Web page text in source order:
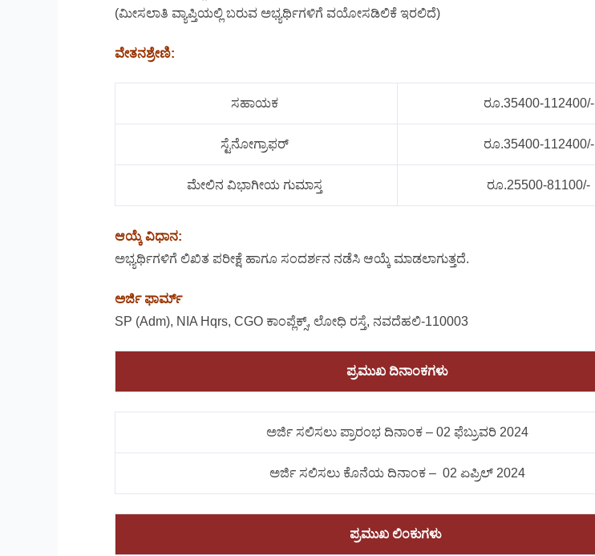
(ಮೀಸಲಾತಿ ವ್ಯಾಪ್ತಿಯಲ್ಲಿ ಬರುವ ಅಭ್ಯರ್ಥಿಗಳಿಗೆ ವಯೋಸಡಿಲಿಕೆ ಇರಲಿದೆ)
ವೇತನಶ್ರೇಣಿ:
ಸಹಾಯಕ ರೂ.35400-112400/-
ಸ್ಟೆನೋಗ್ರಾಫರ್ ರೂ.35400-112400/-
ಮೇಲಿನ ವಿಭಾಗೀಯ ಗುಮಾಸ್ತ ರೂ.25500-81100/-
ಆಯ್ಕೆ ವಿಧಾನ:
ಅಭ್ಯರ್ಥಿಗಳಿಗೆ ಲಿಖಿತ ಪರೀಕ್ಷೆ ಹಾಗೂ ಸಂದರ್ಶನ ನಡೆಸಿ ಆಯ್ಕೆ ಮಾಡಲಾಗುತ್ತದೆ.
ಅರ್ಜಿ ಫಾರ್ಮ್
SP (Adm), NIA Hqrs, CGO ಕಾಂಪ್ಲೆಕ್ಸ್, ಲೋಧಿ ರಸ್ತೆ, ನವದೆಹಲಿ-110003
ಪ್ರಮುಖ ದಿನಾಂಕಗಳು
ಅರ್ಜಿ ಸಲಿಸಲು ಪ್ರಾರಂಭ ದಿನಾಂಕ – 02 ಫೆಬ್ರುವರಿ 2024
ಅರ್ಜಿ ಸಲಿಸಲು ಕೊನೆಯ ದಿನಾಂಕ – 02 ಏಪ್ರಿಲ್ 2024
ಪ್ರಮುಖ ಲಿಂಕುಗಳು